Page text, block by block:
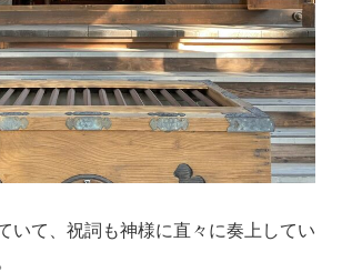
いて、祝詞も神様に直々に奏上してい